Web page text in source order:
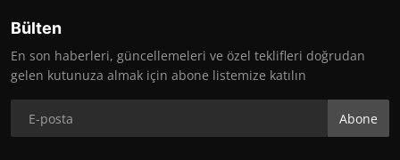
Bülten
En son haberleri, güncellemeleri ve özel teklifleri doğrudan
gelen kutunuza almak için abone listemize katılın
Abone